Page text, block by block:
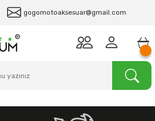
gogomotoaksesuar@gmail.com